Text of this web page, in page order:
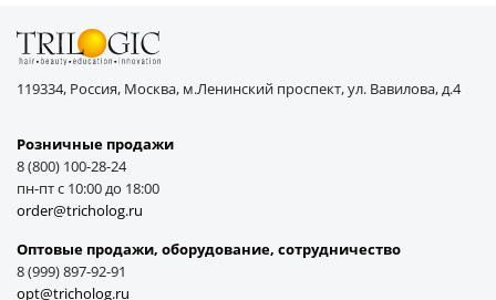
119334, Россия, Москва, м.Ленинский проспект, ул. Вавилова, д.4
Розничные продажи
8 (800) 100-28-24
пн-пт с 10:00 до 18:00
order@tricholog.ru
Оптовые продажи, оборудование, cотрудничество
8 (999) 897-92-91
opt@tricholog.ru